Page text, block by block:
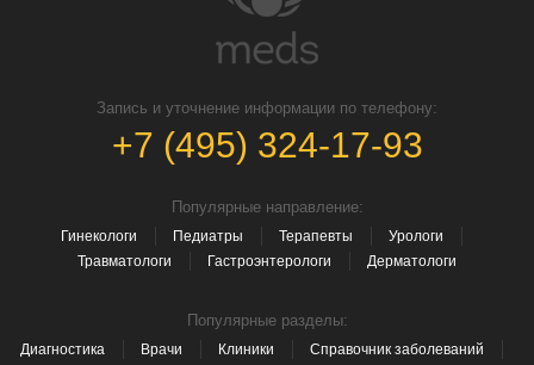
Запись и уточнение информации по телефону:
+7 (495) 324-17-93
Популярные направление:
Гинекологи Педиатры Терапевты
Урологи
Травматологи
Гастроэнтерологи Дерматологи
Популярные разделы:
Диагностика Врачи Клиники
Справочник заболеваний